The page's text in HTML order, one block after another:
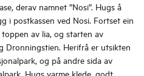
derav namnet ”Nosi”. Hugs å
i postkassen ved Nosi. Fortset ein
av lia, og starten av
Dronningstien. Herifrå er utsikten
og på andre sida av
Hugs varme klede, godt